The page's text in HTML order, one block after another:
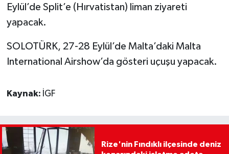
Eylül’de Split’e (Hırvatistan) liman ziyareti
yapacak.
SOLOTÜRK, 27-28 Eylül’de Malta’daki Malta
International Airshow’da gösteri uçuşu yapacak.
Kaynak: İGF
Rize'nin Fındıklı ilçesinde deniz